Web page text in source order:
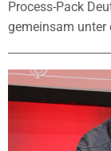
Process-Pack
gemeinsam unter